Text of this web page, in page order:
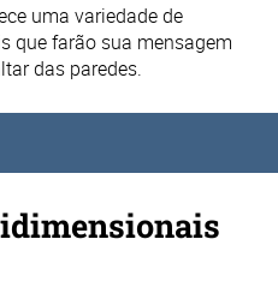
uma variedade de
que farão sua mensagem
das paredes.